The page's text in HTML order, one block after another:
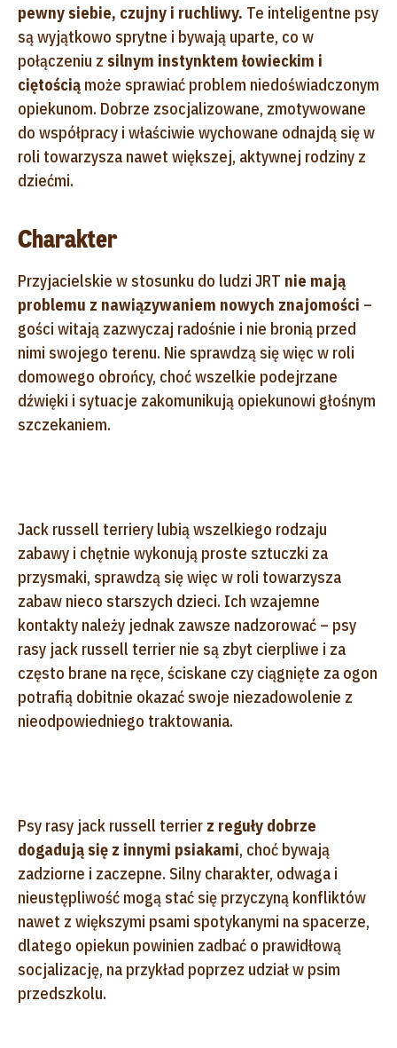
pewny siebie, czujny i ruchliwy. Te inteligentne psy
są wyjątkowo sprytne i bywają uparte, co w
połączeniu z silnym instynktem łowieckim i
ciętością może sprawiać problem niedoświadczonym
opiekunom. Dobrze zsocjalizowane, zmotywowane
do współpracy i właściwie wychowane odnajdą się w
roli towarzysza nawet większej, aktywnej rodziny z
dziećmi.
Charakter
Przyjacielskie w stosunku do ludzi JRT nie mają
problemu z nawiązywaniem nowych znajomości –
gości witają zazwyczaj radośnie i nie bronią przed
nimi swojego terenu. Nie sprawdzą się więc w roli
domowego obrońcy, choć wszelkie podejrzane
dźwięki i sytuacje zakomunikują opiekunowi głośnym
szczekaniem.
Jack russell terriery lubią wszelkiego rodzaju
zabawy i chętnie wykonują proste sztuczki za
przysmaki, sprawdzą się więc w roli towarzysza
zabaw nieco starszych dzieci. Ich wzajemne
kontakty należy jednak zawsze nadzorować – psy
rasy jack russell terrier nie są zbyt cierpliwe i za
często brane na ręce, ściskane czy ciągnięte za ogon
potrafią dobitnie okazać swoje niezadowolenie z
nieodpowiedniego traktowania.
Psy rasy jack russell terrier z reguły dobrze
dogadują się z innymi psiakami, choć bywają
zadziorne i zaczepne. Silny charakter, odwaga i
nieustępliwość mogą stać się przyczyną konfliktów
nawet z większymi psami spotykanymi na spacerze,
dlatego opiekun powinien zadbać o prawidłową
socjalizację, na przykład poprzez udział w psim
przedszkolu.